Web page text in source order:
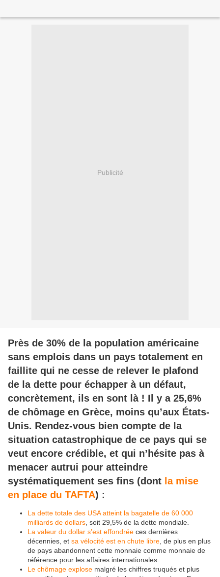
Publicité
Près de 30% de la population américaine
sans emplois dans un pays totalement en
faillite qui ne cesse de relever le plafond
de la dette pour échapper à un défaut,
concrètement, ils en sont là ! Il y a 25,6%
de chômage en Grèce, moins qu’aux États-
Unis. Rendez-vous bien compte de la
situation catastrophique de ce pays qui se
veut encore crédible, et qui n’hésite pas à
menacer autrui pour atteindre
systématiquement ses fins (dont la mise
en place du TAFTA) :
La dette totale des USA atteint la bagatelle de 60 000
milliards de dollars , soit 29,5% de la dette mondiale.
La valeur du dollar s’est effondrée ces dernières
décennies, et sa vélocité est en chute libre , de plus en plus
de pays abandonnent cette monnaie comme monnaie de
référence pour les affaires internationales.
Le chômage explose malgré les chiffres truqués et plus